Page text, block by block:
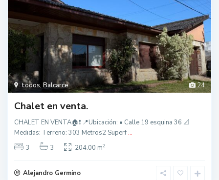
24
todos, Balcarce
Chalet en venta.
CHALET EN VENTA🏠❗️ 📍Ubicación: • Calle 19 esquina 36 📐
Medidas: Terreno: 303 Metros2 Superf ...
3
3 204.00 m2
Alejandro Germino